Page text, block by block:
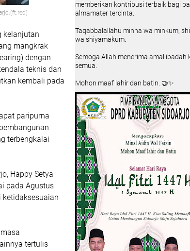
kelanjutan
mangkrak
dengan
teknis dan
kembali pada
paripurna
terbengkalai
Happy Setya
pada Agustus
tertulis
memberikan kontribusi terbaik bagi
almamater tercinta.
Taqabbalallahu minna wa minkum,
wa shiyamakum.
Semoga Allah menerima amal ibadah
semua.
Mohon maaf lahir dan batin. 🤝✨